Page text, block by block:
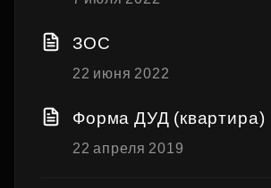
ЗОС
22 июня 2022
Форма ДУД (квартира)
22 апреля 2019